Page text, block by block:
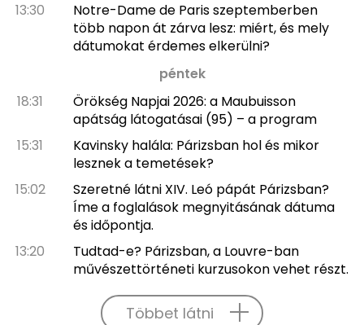
13:30
Notre-Dame de Paris szeptemberben
több napon át zárva lesz: miért, és mely
dátumokat érdemes elkerülni?
péntek
18:31
Örökség Napjai 2026: a Maubuisson
apátság látogatásai (95) – a program
15:31
Kavinsky halála: Párizsban hol és mikor
lesznek a temetések?
15:02
Szeretné látni XIV. Leó pápát Párizsban?
Íme a foglalások megnyitásának dátuma
és időpontja.
13:20
Tudtad-e? Párizsban, a Louvre-ban
művészettörténeti kurzusokon vehet részt.
Többet látni